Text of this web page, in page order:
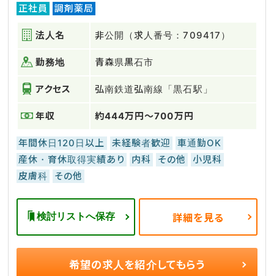
正社員 調剤薬局
法人名 非公開（求人番号：709417）
勤務地 青森県黒石市
アクセス 弘南鉄道弘南線「黒石駅」
年収 約444万円～700万円
年間休日120日以上 未経験者歓迎
車通勤OK
産休・育休取得実績あり
内科 その他
小児科
皮膚科
その他
検討リストへ保存 詳細を見る
希望の求人を紹介してもらう